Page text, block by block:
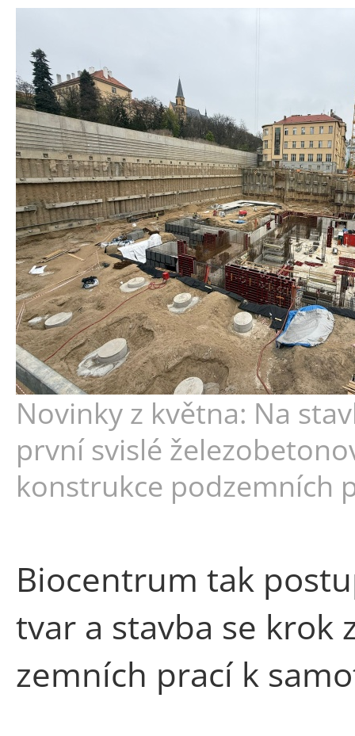
Novinky z května: Na
první svislé
konstrukce podzemních
Biocentrum tak
tvar a stavba se krok
zemních prací k